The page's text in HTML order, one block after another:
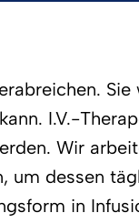
I.V.-
Wir
dessen
in